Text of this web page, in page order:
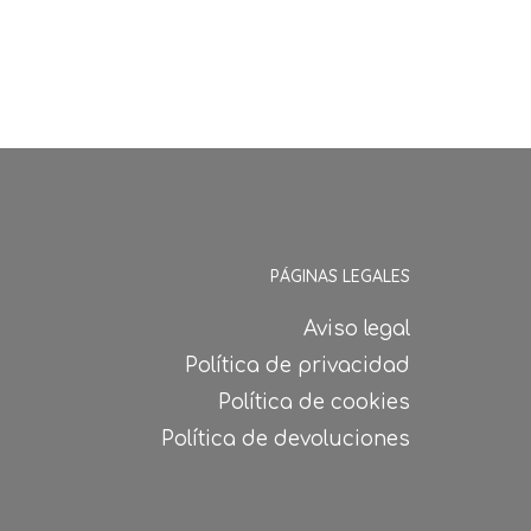
PÁGINAS LEGALES
Aviso legal
Política de privacidad
Política de cookies
Política de devoluciones